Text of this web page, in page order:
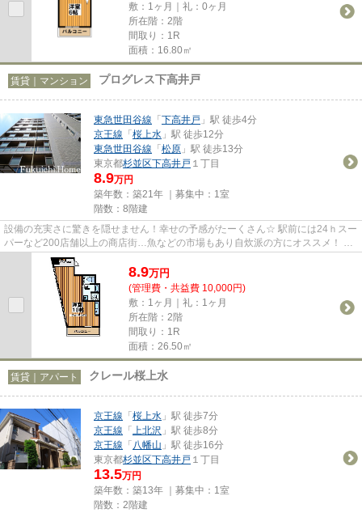
敷：1ヶ月｜礼：0ヶ月
所在階：2階
間取り：1R
面積：16.80㎡
賃貸｜マンション プログレス下高井戸
東急世田谷線 「下高井戸 」駅 徒歩4分
京王線 「桜上水 」駅 徒歩12分
東急世田谷線 「松原 」駅 徒歩13分
東京都杉並区下高井戸 １丁目
8.9万円
築年数：築21年 ｜募集中： 1室
階数：8階建
設備の充実さに驚きを隠せません！幸せの予感がたーくさん☆ 駅前には24ｈスー
パーなど200店舗以上の商店街…魚などの市場もあり自炊派の方にオススメ！ タ
イル貼りのガッチリとした外観...
8.9万円
(管理費・共益費 10,000円)
敷：1ヶ月｜礼：1ヶ月
所在階：2階
間取り：1R
面積：26.50㎡
賃貸｜アパート クレール桜上水
京王線 「桜上水 」駅 徒歩7分
京王線 「 上北沢 」駅 徒歩8分
京王線 「 八幡山 」駅 徒歩16分
東京都杉並区下高井戸 １丁目
13.5万円
築年数：築13年 ｜募集中： 1室
階数：2階建